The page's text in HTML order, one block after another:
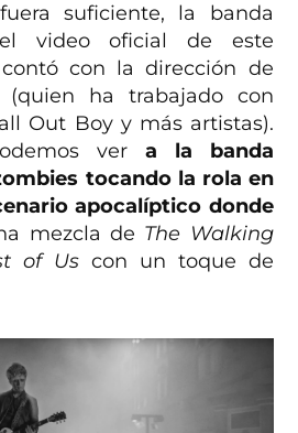
suficiente, la banda
video oficial de este
con la dirección de
(quien ha trabajado con
Out Boy y más artistas).
ver a la banda
tocando la rola en
apocalíptico donde
mezcla de The Walking
of Uscon un toque de